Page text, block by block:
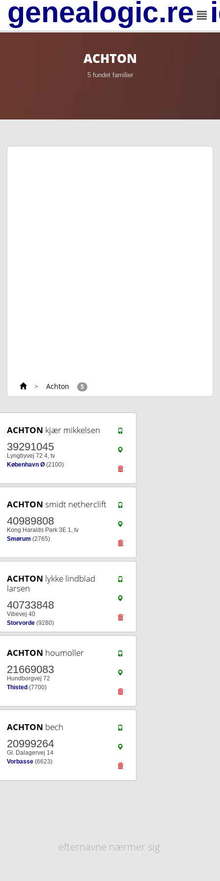
ACHTON
5 fundet familier
> Achton 5
ACHTON kjær mikkelsen
39291045
Lyngbyvej 72 4, tv
København Ø (2100)
ACHTON smidt netherclift
40989808
Kong Haralds Park 3E 1, tv
Smørum (2765)
ACHTON lykke lindblad
larsen
40733848
Vibevej 40
Storvorde (9280)
ACHTON houmoller
21669083
Hundborgvej 72
Thisted (7700)
ACHTON bech
20999264
Gl. Dalagervej 14
Vorbasse (6623)
efternavne nærmer sig.